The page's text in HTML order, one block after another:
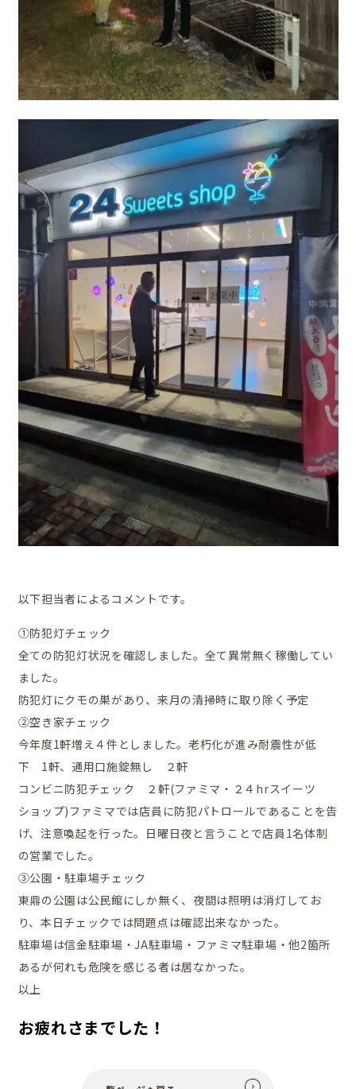
以下担当者によるコメントです。
①防犯灯チェック
全ての防犯灯状況を確認しました。全て異常無く稼働してい
ました。
防犯灯にクモの巣があり、来月の清掃時に取り除く予定
②空き家チェック
今年度1軒増え４件としました。老朽化が進み耐震性が低
下 1軒、通用口施錠無し ２軒
コンビニ防犯チェック ２軒(ファミマ・２４hrスイーツ
ショップ)ファミマでは店員に防犯パトロールであることを告
げ、注意喚起を行った。日曜日夜と言うことで店員1名体制
の営業でした。
③公園・駐車場チェック
東鼎の公園は公民館にしか無く、夜間は照明は消灯してお
り、本日チェックでは問題点は確認出来なかった。
駐車場は信金駐車場・JA駐車場・ファミマ駐車場・他2箇所
あるが何れも危険を感じる者は居なかった。
以上
お疲れさまでした！